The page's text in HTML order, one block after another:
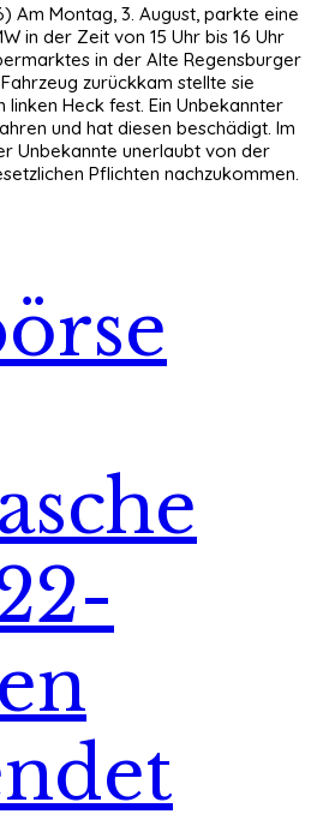
Am Montag, 3. August, parkte eine
in der Zeit von 15 Uhr bis 16 Uhr
in der Alte Regensburger
zurückkam stellte sie
Heck fest. Ein Unbekannter
und hat diesen beschädigt. Im
Unbekannte unerlaubt von der
Pflichten nachzukommen.